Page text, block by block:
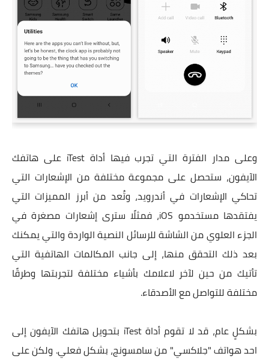
وعلى مدار الفترة التي تجرب فيها أداة iTest على هاتفك
الآيفون، ستحصل على مجموعة مختلفة من الإشعارات التي
تحاكي الإشعارات في أندرويد، وتُعد من أبرز المميزات التي
يفتقدها مستخدمو iOS، فمثلًا سترى إشعارات مصغرة في
الجزء العلوي من الشاشة للرسائل النصية الواردة والتي يمكنك
بعد ذلك التحقق منها، إلى جانب المكالمات الهاتفية التي
تأتيك من حين لآخر لاعلامك بأشياء مختلفة لتجربتها وطرقًا
مختلفة للتواصل مع الأصدقاء.
بشكلٍ عام، قد لا تقوم أداة iTest بتحويل هاتفك الآيفون إلى
احد هواتف "جلاكسي" من سامسونج، بشكل فعلي. ولكن على